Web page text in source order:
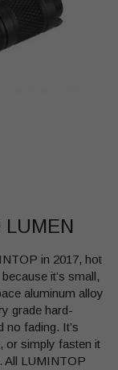
LUMEN
in 2017, hot
it’s small,
aluminum alloy
grade hard-
no fading. It’s
or simply fasten it
All LUMINTOP